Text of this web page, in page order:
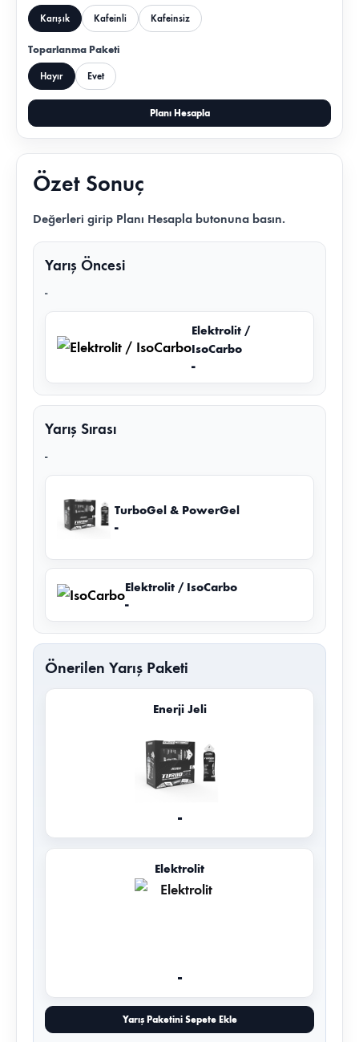
Karışık Kafeinli Kafeinsiz
Toparlanma Paketi
Hayır Evet
Planı Hesapla
Özet Sonuç
Değerleri girip Planı Hesapla butonuna basın.
Yarış Öncesi
-
Elektrolit /
IsoCarbo
-
Yarış Sırası
-
TurboGel & PowerGel
-
Elektrolit / IsoCarbo
-
Önerilen Yarış Paketi
Enerji Jeli
-
Elektrolit
-
Yarış Paketini Sepete Ekle